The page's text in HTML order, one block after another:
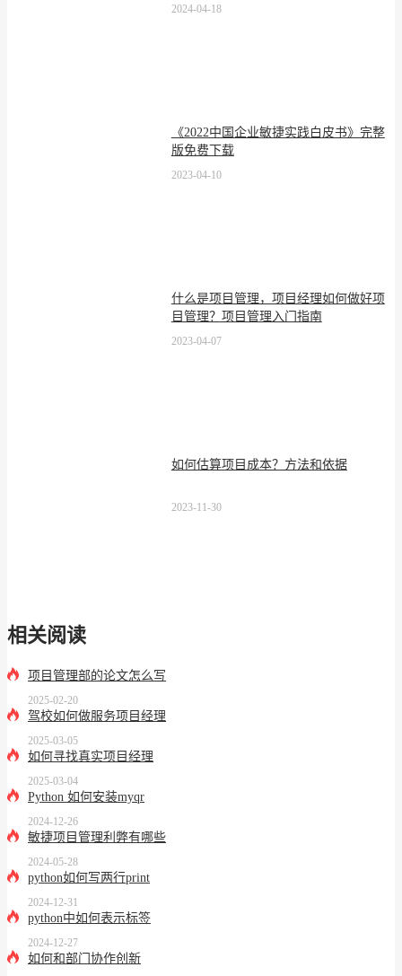
2024-04-18
《2022中国企业敏捷实践白皮书》完整
版免费下载
2023-04-10
什么是项目管理，项目经理如何做好项
目管理？项目管理入门指南
2023-04-07
如何估算项目成本？方法和依据
2023-11-30
相关阅读
项目管理部的论文怎么写
2025-02-20
驾校如何做服务项目经理
2025-03-05
如何寻找真实项目经理
2025-03-04
Python 如何安装myqr
2024-12-26
敏捷项目管理利弊有哪些
2024-05-28
python如何写两行print
2024-12-31
python中如何表示标签
2024-12-27
如何和部门协作创新